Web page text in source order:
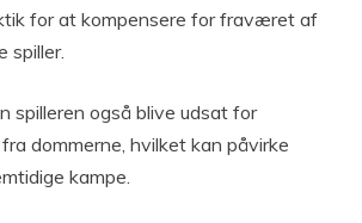
for at kompensere for fraværet af
spiller.
spilleren også blive udsat for
dommerne, hvilket kan påvirke
kampe.